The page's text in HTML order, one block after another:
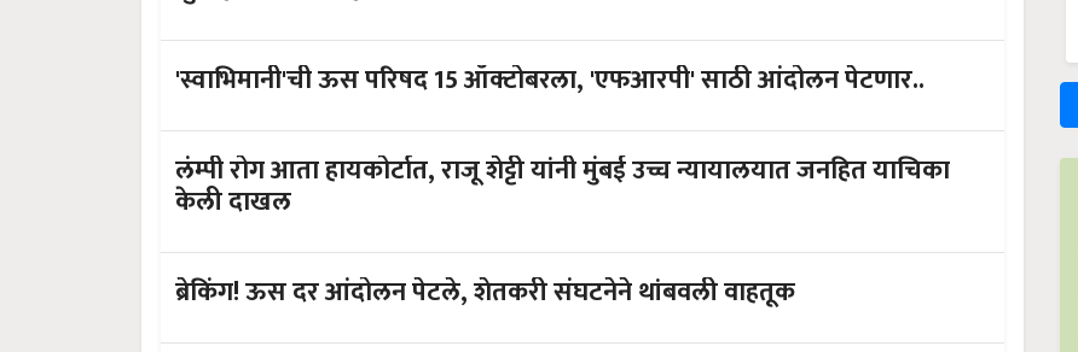
'स्वाभिमानी'ची ऊस परिषद 15 ऑक्टोबरला, 'एफआरपी' साठी आंदोलन पेटणार..
लंम्पी रोग आता हायकोर्टात, राजू शेट्टी यांनी मुंबई उच्च न्यायालयात जनहित याचिका
केली दाखल
ब्रेकिंग! ऊस दर आंदोलन पेटले, शेतकरी संघटनेने थांबवली वाहतूक